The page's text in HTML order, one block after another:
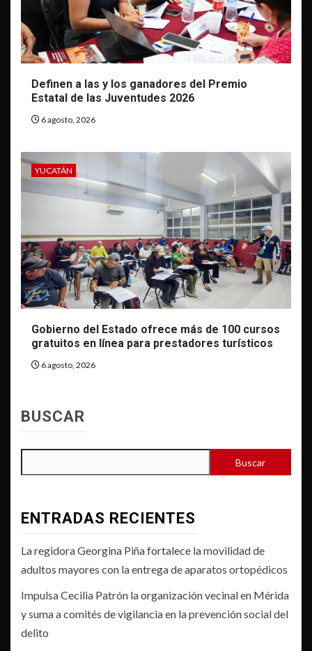
Definen a las y los ganadores del Premio
Estatal de las Juventudes 2026
6 agosto, 2026
YUCATÁN
Gobierno del Estado ofrece más de 100 cursos
gratuitos en línea para prestadores turísticos
6 agosto, 2026
BUSCAR
Buscar
ENTRADAS RECIENTES
La regidora Georgina Piña fortalece la movilidad de
adultos mayores con la entrega de aparatos ortopédicos
Impulsa Cecilia Patrón la organización vecinal en Mérida
y suma a comités de vigilancia en la prevención social del
delito